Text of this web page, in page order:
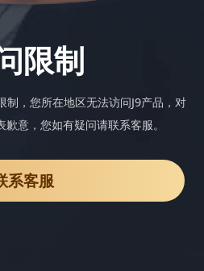
限制
制，您所在地区无法访问J9产品，对
意，您如有疑问请联系客服。
系客服